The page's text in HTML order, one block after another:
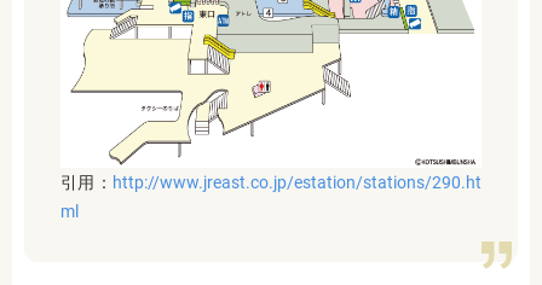
引用： http://www.jreast.co.jp/estation/stations/290.ht
ml